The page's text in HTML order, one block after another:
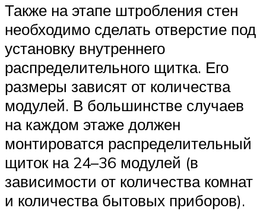
Также на этапе штробления стен
необходимо сделать отверстие под
установку внутреннего
распределительного щитка. Его
размеры зависят от количества
модулей. В большинстве случаев
на каждом этаже должен
монтироватся распределительный
щиток на 24–36 модулей (в
зависимости от количества комнат
и количества бытовых приборов).